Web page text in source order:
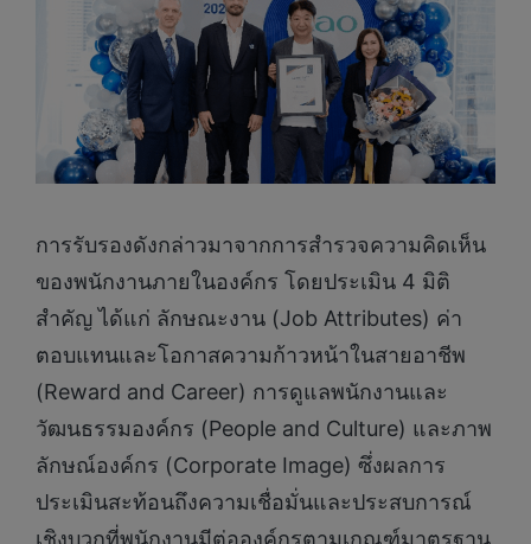
การรับรองดังกล่าวมาจากการสำรวจความคิดเห็น
ของพนักงานภายในองค์กร โดยประเมิน 4 มิติ
สำคัญ ได้แก่ ลักษณะงาน (Job Attributes) ค่า
ตอบแทนและโอกาสความก้าวหน้าในสายอาชีพ
(Reward and Career) การดูแลพนักงานและ
วัฒนธรรมองค์กร (People and Culture) และภาพ
ลักษณ์องค์กร (Corporate Image) ซึ่งผลการ
ประเมินสะท้อนถึงความเชื่อมั่นและประสบการณ์
เชิงบวกที่พนักงานมีต่อองค์กรตามเกณฑ์มาตรฐาน